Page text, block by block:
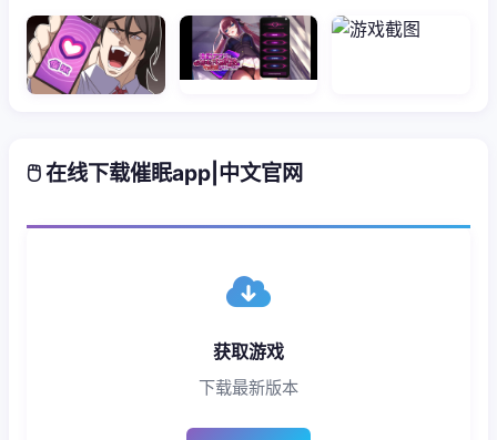
🖱️ 在线下载催眠app|中文官网
获取游戏
下载最新版本